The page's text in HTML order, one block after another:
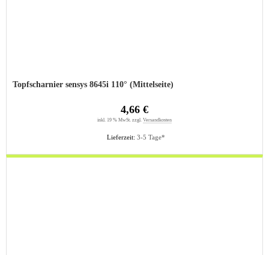
Topfscharnier sensys 8645i 110° (Mittelseite)
Lieferzeit: 3-5 Tage*
4,66 €
inkl. 19 % MwSt. zzgl. Versandkosten